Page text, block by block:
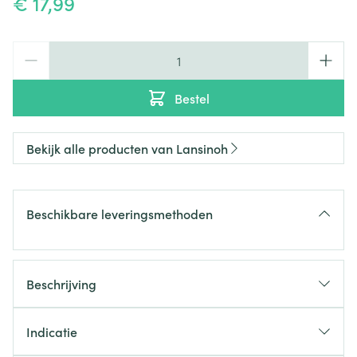
Bestel
Bekijk alle producten van Lansinoh
Beschikbare leveringsmethoden
Beschrijving
Indicatie